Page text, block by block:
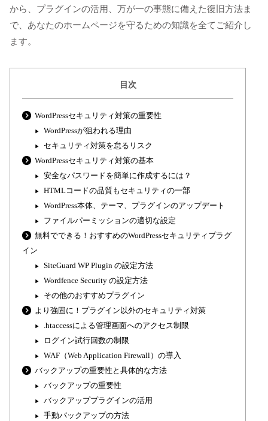
から、プラグインの活用、万が一の事態に備えた復旧方法ま
で、あなたのホームページを守るための知識を全てご紹介し
ます。
目次
WordPressセキュリティ対策の重要性
WordPressが狙われる理由
セキュリティ対策を怠るリスク
WordPressセキュリティ対策の基本
安全なパスワードを簡単に作成するには？
HTMLコードの品質もセキュリティの一部
WordPress本体、テーマ、プラグインのアップデート
ファイルパーミッションの適切な設定
無料でできる！おすすめのWordPressセキュリティプラグ
イン
SiteGuard WP Plugin の設定方法
Wordfence Security の設定方法
その他のおすすめプラグイン
より強固に！プラグイン以外のセキュリティ対策
.htaccessによる管理画面へのアクセス制限
ログイン試行回数の制限
WAF（Web Application Firewall）の導入
バックアップの重要性と具体的な方法
バックアップの重要性
バックアッププラグインの活用
手動バックアップの方法